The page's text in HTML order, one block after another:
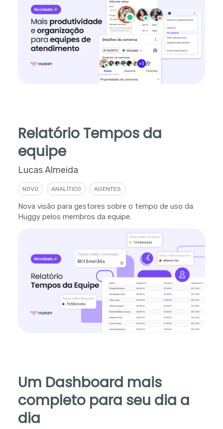
Relatório Tempos da
equipe
Lucas Almeida
NOVO ANALÍTICO AGENTES
Nova visão para gestores sobre o tempo de uso da
Huggy pelos membros da equipe.
Um Dashboard mais
completo para seu dia a
dia